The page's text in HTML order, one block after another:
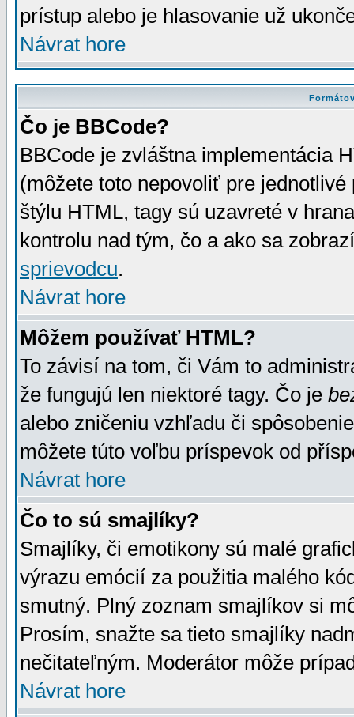
prístup alebo je hlasovanie už
Návrat hore
Čo je BBCode?
BBCode je zvláštna implementácia
(môžete toto nepovoliť pre
štýlu HTML, tagy sú uzavreté v
kontrolu nad tým, čo a ako sa
sprievodcu.
Návrat hore
Môžem používať HTML?
To závisí na tom, či Vám to
že fungujú len niektoré tagy. Čo je
alebo zničeniu vzhľadu či
môžete túto voľbu príspevok od
Návrat hore
Čo to sú smajlíky?
Smajlíky, či emotikony sú malé
výrazu emócií za použitia malého
smutný. Plný zoznam smajlíkov si
Prosím, snažte sa tieto smajlíky
nečitateľným. Moderátor môže
Návrat hore